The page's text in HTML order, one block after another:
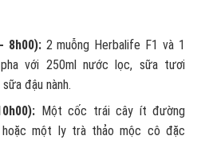
8h00):2 muỗng Herbalife F1 và 1
với 250ml nước lọc, sữa tươi
đậu nành.
Một cốc trái cây ít đường
một ly trà thảo mộc cô đặc